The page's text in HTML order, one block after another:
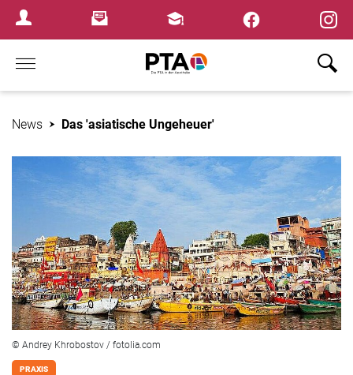
Login MenuNewsletterFortbildungen
Home
News Das 'asiatische Ungeheuer'
© Andrey Khrobostov / fotolia.com
PRAXIS
×